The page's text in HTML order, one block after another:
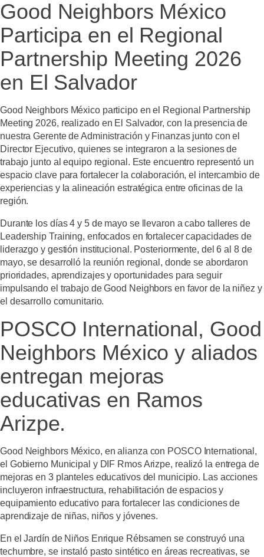
Good Neighbors México
Participa en el Regional
Partnership Meeting 2026
en El Salvador
Good Neighbors México participo en el Regional Partnership
Meeting 2026, realizado en El Salvador, con la presencia de
nuestra Gerente de Administración y Finanzas junto con el
Director Ejecutivo, quienes se integraron a la sesiones de
trabajo junto al equipo regional. Este encuentro representó un
espacio clave para fortalecer la colaboración, el intercambio de
experiencias y la alineación estratégica entre oficinas de la
región.
Durante los días 4 y 5 de mayo se llevaron a cabo talleres de
Leadership Training, enfocados en fortalecer capacidades de
liderazgo y gestión institucional. Posteriormente, del 6 al 8 de
mayo, se desarrolló la reunión regional, donde se abordaron
prioridades, aprendizajes y oportunidades para seguir
impulsando el trabajo de Good Neighbors en favor de la niñez y
el desarrollo comunitario.
POSCO International, Good
Neighbors México y aliados
entregan mejoras
educativas en Ramos
Arizpe.
Good Neighbors México, en alianza con POSCO International,
el Gobierno Municipal y DIF Rmos Arizpe, realizó la entrega de
mejoras en 3 planteles educativos del municipio. Las acciones
incluyeron infraestructura, rehabilitación de espacios y
equipamiento educativo para fortalecer las condiciones de
aprendizaje de niñas, niños y jóvenes.
En el Jardín de Niños Enrique Rébsamen se construyó una
techumbre, se instaló pasto sintético en áreas recreativas, se